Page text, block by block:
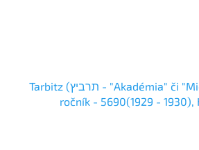
Tarbitz (תרביץ - "Akadémia" či "Miesto učenia") - 1.
ročník - 5690(1929 - 1930),